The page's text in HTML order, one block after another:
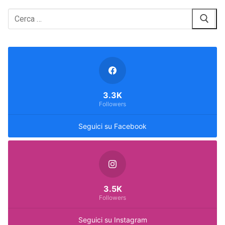
Cerca:
Seguici su Facebook
3.3K
Followers
Seguici su Instagram
3.5K
Followers